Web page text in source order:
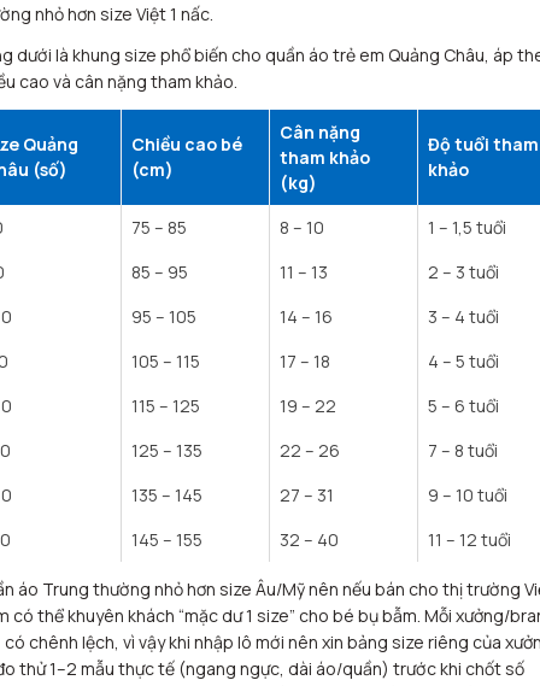
nhỏ hơn size Việt 1 nấc.​
dưới là khung size phổ biến cho quần áo trẻ em Quảng Châu, áp
cao và cân nặng tham khảo.​
Quảng
(số)
Chiều cao bé
(cm)
Cân nặng
tham khảo
(kg)
Độ tuổi tham
khảo
75 – 85 8 – 10
1 – 1,5 tuổi
85 – 95 11 – 13
2 – 3 tuổi
95 – 105 14 – 16
3 – 4 tuổi
105 – 115 17 – 18
4 – 5 tuổi
115 – 125 19 – 22
5 – 6 tuổi
125 – 135 22 – 26
7 – 8 tuổi
135 – 145 27 – 31
9 – 10 tuổi
145 – 155 32 – 40 11 – 12 tuổi
áo Trung thường nhỏ hơn size Âu/Mỹ nên nếu bán cho thị trường
có thể khuyên khách “mặc dư 1 size” cho bé bụ bẫm. Mỗi xưởng/
có chênh lệch, vì vậy khi nhập lô mới nên xin bảng size riêng của
thử 1–2 mẫu thực tế (ngang ngực, dài áo/quần) trước khi chốt số